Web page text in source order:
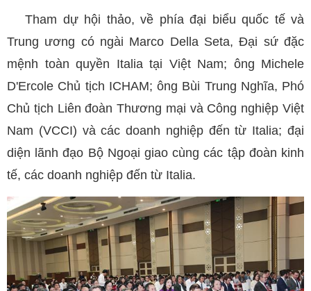
Tham dự hội thảo, về phía đại biểu quốc tế và
Trung ương có ngài Marco Della Seta, Đại sứ đặc
mệnh toàn quyền Italia tại Việt Nam; ông Michele
D'Ercole Chủ tịch ICHAM; ông Bùi Trung Nghĩa, Phó
Chủ tịch Liên đoàn Thương mại và Công nghiệp Việt
Nam (VCCI) và các doanh nghiệp đến từ Italia; đại
diện lãnh đạo Bộ Ngoại giao cùng các tập đoàn kinh
tế, các doanh nghiệp đến từ Italia.